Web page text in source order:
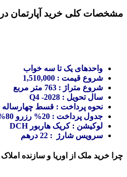
مشخصات کلی خرید آپارتمان در
واحدهای یک تا سه خواب
شروع قیمت : 1,510,000
شروع متراژ : 763 متر مربع
سال تحویل : Q4 -2028
نحوه پرداخت : قسط چهارساله
جدول پرداخت : 20% رزرو 80% طی ساخت
لوکیشن : کریک هاربور DCH
سرویس شارژ : 22 درهم
چرا خرید ملک از اوریا و سازنده املاک